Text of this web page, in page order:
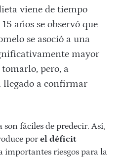
viene de tiempo
años se observó que
se asoció a una
mayor
pero, a
llegado a confirmar
son fáciles de predecir. Así,
porel déficit
importantes riesgos para la